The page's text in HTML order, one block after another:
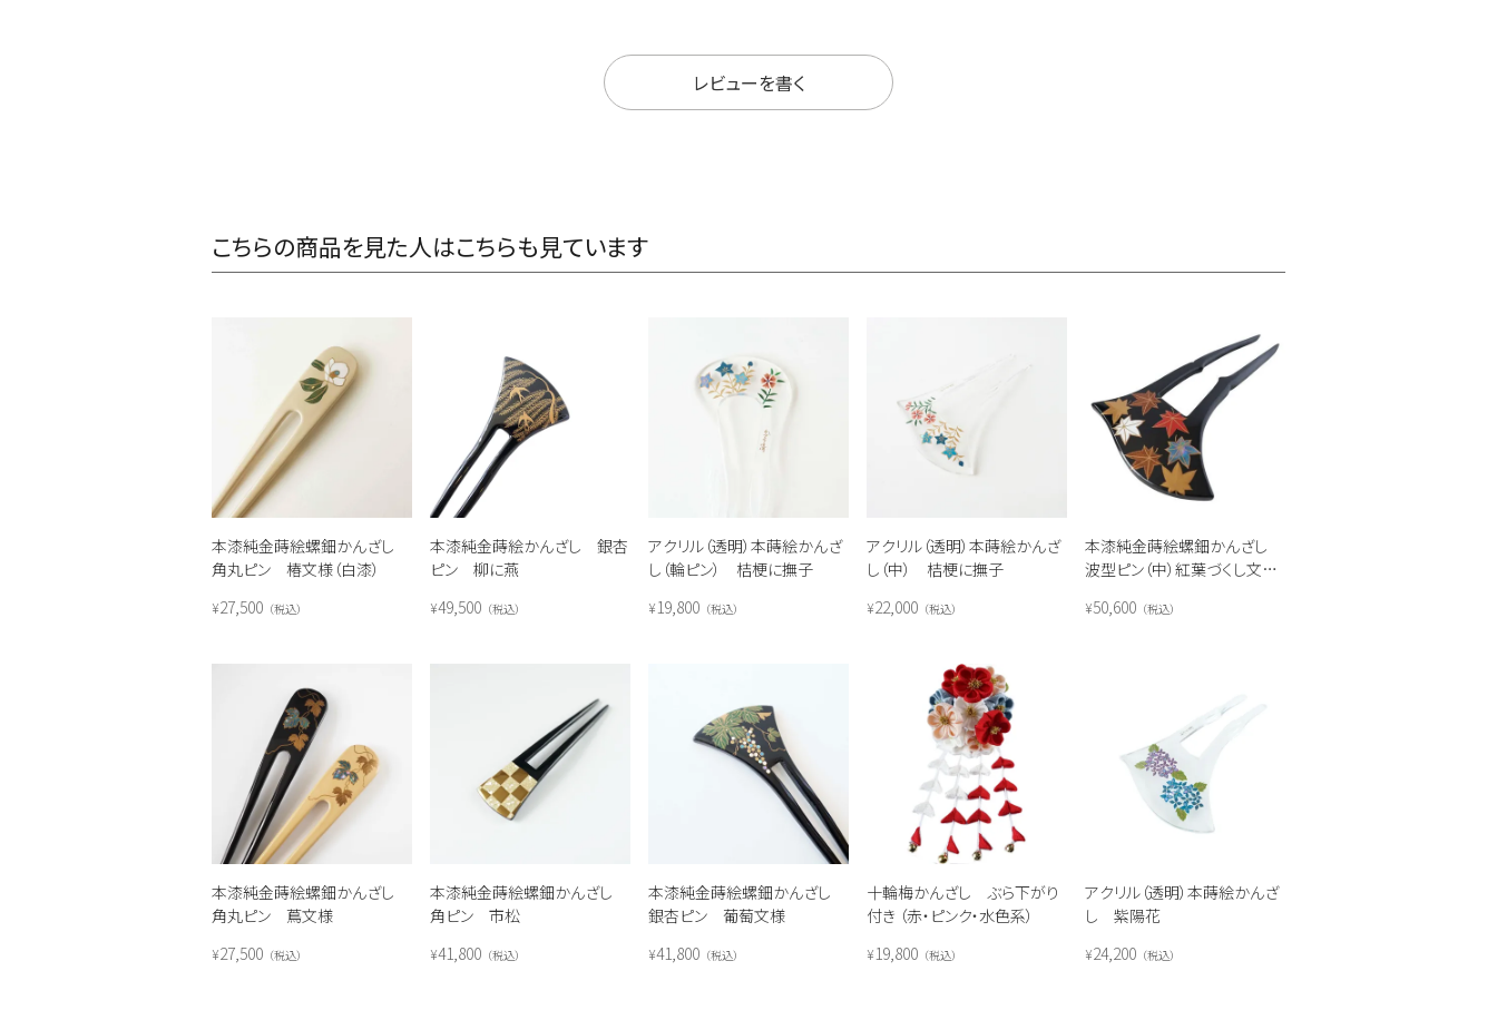
レビューを書く
こちらの商品を見た人はこちらも見ています
本漆純金蒔絵螺鈿かんざし
角丸ピン 椿文様（白漆）
¥27,500 税込
本漆純金蒔絵かんざし 銀杏
ピン 柳に燕
¥49,500 税込
アクリル（透明）本蒔絵かんざ
し（輪ピン） 桔梗に撫子
¥19,800 税込
アクリル（透明）本蒔絵かんざ
し（中） 桔梗に撫子
¥22,000 税込
本漆純金蒔絵螺鈿かんざし
波型ピン（中）紅葉づくし文様
¥50,600 税込
本漆純金蒔絵螺鈿かんざし
角丸ピン 蔦文様
¥27,500 税込
本漆純金蒔絵螺鈿かんざし
角ピン 市松
¥41,800 税込
本漆純金蒔絵螺鈿かんざし
銀杏ピン 葡萄文様
¥41,800 税込
十輪梅かんざし ぶら下がり
付き （赤・ピンク・水色系）
¥19,800 税込
アクリル（透明）本蒔絵かんざ
し 紫陽花
¥24,200 税込